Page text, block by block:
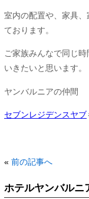
室内の配置や、家具
ております。
ご家族みんなで同じ
いきたいと思います。
ヤンバルニアの仲間
セブンレジデンスヤブ
« 前の記事へ
ホテルヤンバルニ